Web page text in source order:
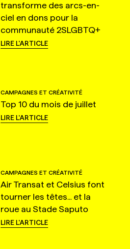
transforme des arcs-en-
ciel en dons pour la
communauté 2SLGBTQ+
LIRE L'ARTICLE
CAMPAGNES ET CRÉATIVITÉ
Top 10 du mois de juillet
LIRE L'ARTICLE
CAMPAGNES ET CRÉATIVITÉ
Air Transat et Celsius font
tourner les têtes... et la
roue au Stade Saputo
LIRE L'ARTICLE